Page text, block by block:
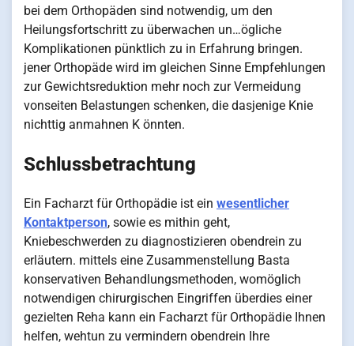
bei dem Orthopäden sind notwendig, um den
Heilungsfortschritt zu überwachen un…ögliche
Komplikationen pünktlich zu in Erfahrung bringen.
jener Orthopäde wird im gleichen Sinne Empfehlungen
zur Gewichtsreduktion mehr noch zur Vermeidung
vonseiten Belastungen schenken, die dasjenige Knie
nichttig anmahnen K önnten.
Schlussbetrachtung
Ein Facharzt für Orthopädie ist ein wesentlicher
Kontaktperson, sowie es mithin geht,
Kniebeschwerden zu diagnostizieren obendrein zu
erläutern. mittels eine Zusammenstellung Basta
konservativen Behandlungsmethoden, womöglich
notwendigen chirurgischen Eingriffen überdies einer
gezielten Reha kann ein Facharzt für Orthopädie Ihnen
helfen, wehtun zu vermindern obendrein Ihre